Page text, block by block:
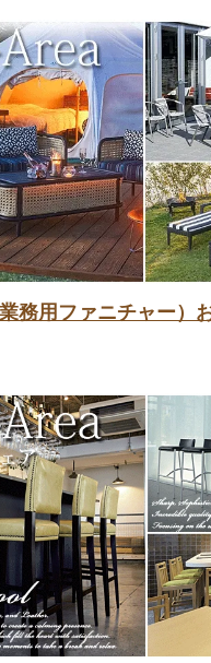
務用ファニチャー）